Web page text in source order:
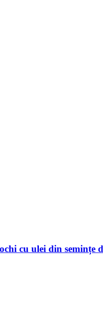
cu ulei din semințe